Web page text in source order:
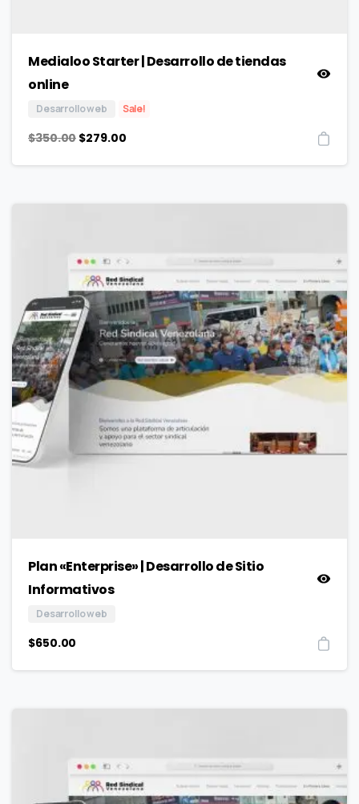
Medialoo Starter | Desarrollo de tiendas
online
Desarrollo web Sale!
$350.00 $279.00
Plan «Enterprise» | Desarrollo de Sitio
Informativos
Desarrollo web
$650.00